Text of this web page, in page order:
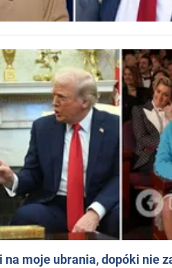
na moje ubrania, dopóki nie